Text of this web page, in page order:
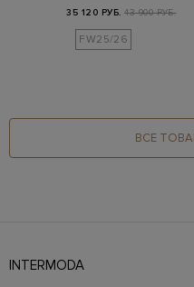
35 120 РУБ. 43 900 РУБ.
FW25/26
ВСЕ
INTERMODA